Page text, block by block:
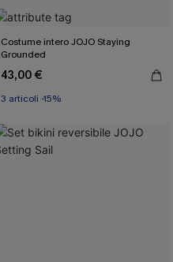
Costume intero JOJO Staying
Grounded
43,00 €
3 articoli -15%
Miami Swim Week 2026